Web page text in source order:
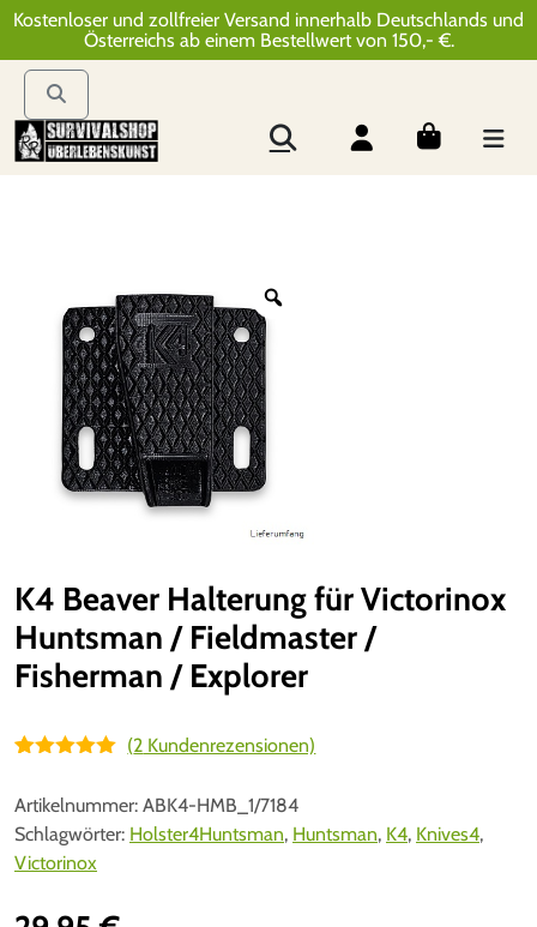
Kostenloser und zollfreier Versand innerhalb Deutschlands und
Österreichs ab einem Bestellwert von 150,- €.
K4 Beaver Halterung für Victorinox
Huntsman / Fieldmaster /
Fisherman / Explorer
basierend
auf
Kundenbewe
rtungen
(2 Kundenrezensionen)
Artikelnummer: ABK4-HMB_1/7184
Schlagwörter: Holster4Huntsman, Huntsman, K4, Knives4,
Victorinox